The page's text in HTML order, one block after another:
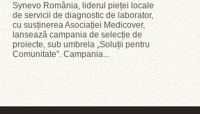
Synevo România, liderul pieței locale
de servicii de diagnostic de laborator,
cu susținerea Asociației Medicover,
lansează campania de selecție de
proiecte, sub umbrela „Soluții pentru
Comunitate”. Campania...